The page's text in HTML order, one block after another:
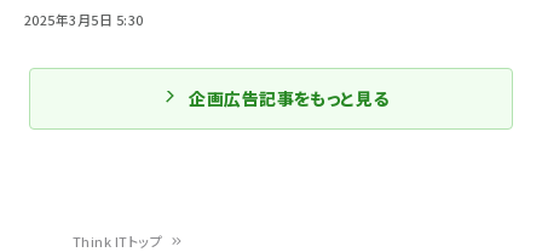
Think ITトップ
2025年3月5日 5:30
企画広告記事をもっと見る